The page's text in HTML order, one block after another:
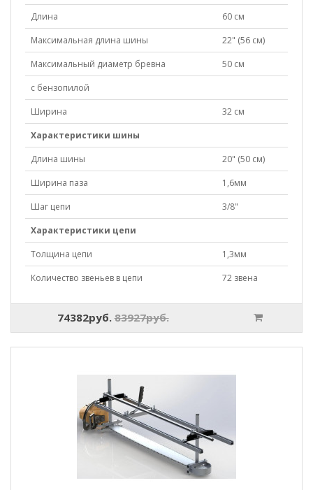
Длина
60 см
Максимальная длина шины
22" (56 см)
Максимальный диаметр бревна
50 см
с бензопилой
Ширина
32 см
Характеристики шины
Длина шины
20" (50 см)
Ширина паза
1,6мм
Шаг цепи
3/8"
Характеристики цепи
Толщина цепи
1,3мм
Количество звеньев в цепи
72 звена
74382руб. 83927руб.